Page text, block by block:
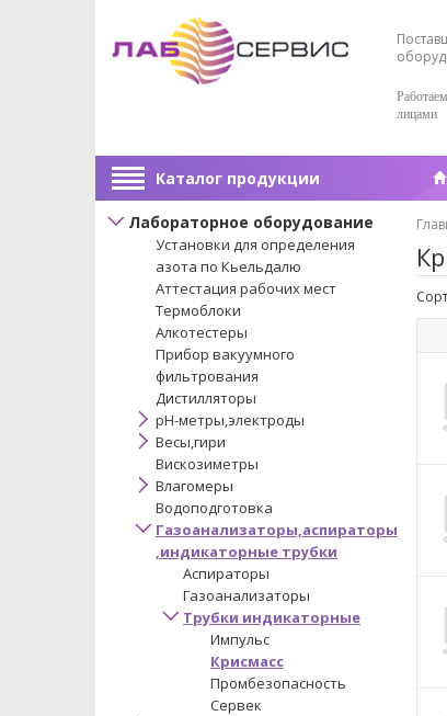
лицами
Каталог продукции
Лабораторное оборудование
Установки для определения
азота по Кьельдалю
Аттестация рабочих мест
Термоблоки
Алкотестеры
Прибор вакуумного
фильтрования
Дистилляторы
pH-метры,электроды
Весы,гири
Вискозиметры
Влагомеры
Водоподготовка
Газоанализаторы,аспираторы
,индикаторные трубки
Аспираторы
Газоанализаторы
Трубки индикаторные
Импульс
Крисмасс
Промбезопасность
Сервек